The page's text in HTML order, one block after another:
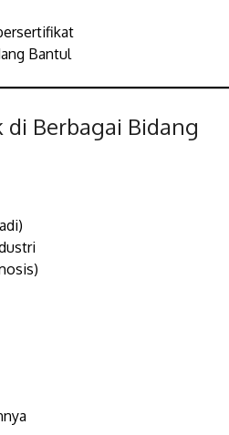
Bantul
di Berbagai Bidang